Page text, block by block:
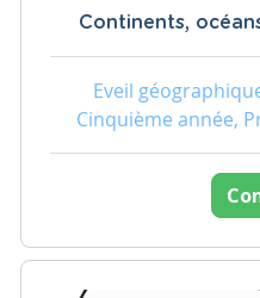
Continents,
Eveil
Cinquième année,